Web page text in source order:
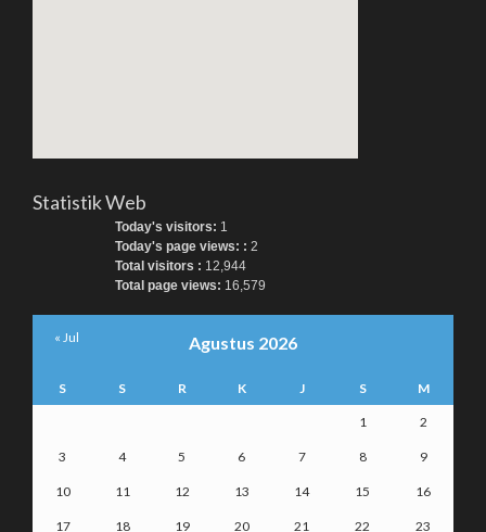
Statistik Web
Today's visitors: 1
Today's page views: : 2
Total visitors : 12,944
Total page views: 16,579
Agustus 2026
S S R K J S M
1 2
3 4 5 6 7 8 9
10 11 12 13 14 15 16
17 18 19 20 21 22 23
« Jul